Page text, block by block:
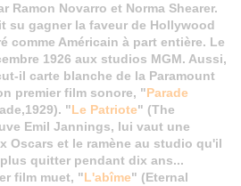
Ramon Novarro et Norma Shearer.
su gagner la faveur de Hollywood
comme Américain à part entière. Le
1926 aux studios MGM. Aussi,
il carte blanche de la Paramount
premier film sonore, "Parade
"Le Patriote" (The
Emil Jannings, lui vaut une
Oscars et le ramène au studio qu'il
quitter pendant dix ans...
film muet, "L'abîme" (Eternal